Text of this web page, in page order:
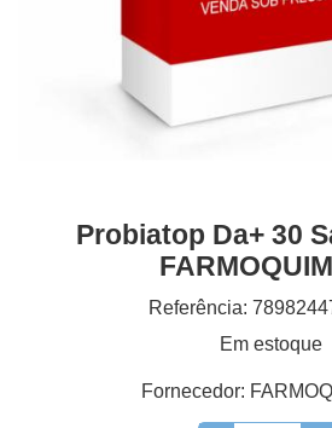
Probiatop Da+ 30
Referência:
Em estoque
Fornecedor: